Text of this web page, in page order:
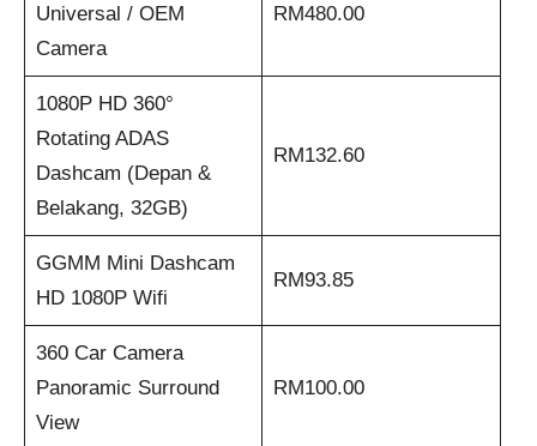
Universal / OEM
Camera
RM480.00
1080P HD 360°
Rotating ADAS
Dashcam (Depan &
Belakang, 32GB)
RM132.60
GGMM Mini Dashcam
HD 1080P Wifi
RM93.85
360 Car Camera
Panoramic Surround
View
RM100.00